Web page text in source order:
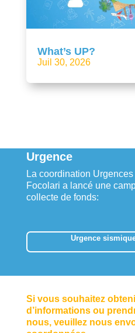
What’s UP?
Juil 30, 2026
Urgence
La coordination
Focolari a lancé une
collecte de fonds:
Urgence
Si vous souhaitez
d’informations ou
nous, veuillez nous